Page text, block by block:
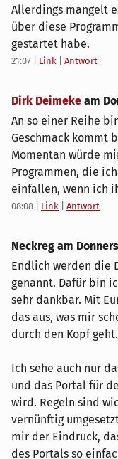
Allerdings mangelt
über diese
gestartet habe.
21:07 Link Antwort
Dirk Deimeke am
An so einer Reihe
Geschmack kommt
Momentan würde
Programmen, die
einfallen, wenn ich
08:08 Link Antwort
Neckreg am
Endlich werden die
genannt. Dafür bin
sehr dankbar. Mit
das aus, was mir
durch den Kopf geht.
Ich sehe auch nur
und das Portal für
wird. Regeln sind
vernünftig
mir der Eindruck,
des Portals so